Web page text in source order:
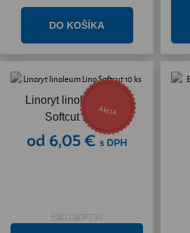
Linoryt linoleum Lino
Softcut 10 ks
Akcia
od 6,05 € s DPH
ESD.LSOFT10